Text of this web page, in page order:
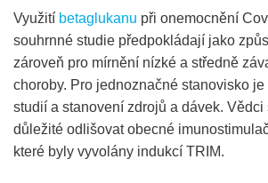
Využití betaglukanu při onemocnění
souhrnné studie předpokládají jako
zároveň pro mírnění nízké a středně
choroby. Pro jednoznačné stanovisko
studií a stanovení zdrojů a dávek.
důležité odlišovat obecné
které byly vyvolány indukcí TRIM.